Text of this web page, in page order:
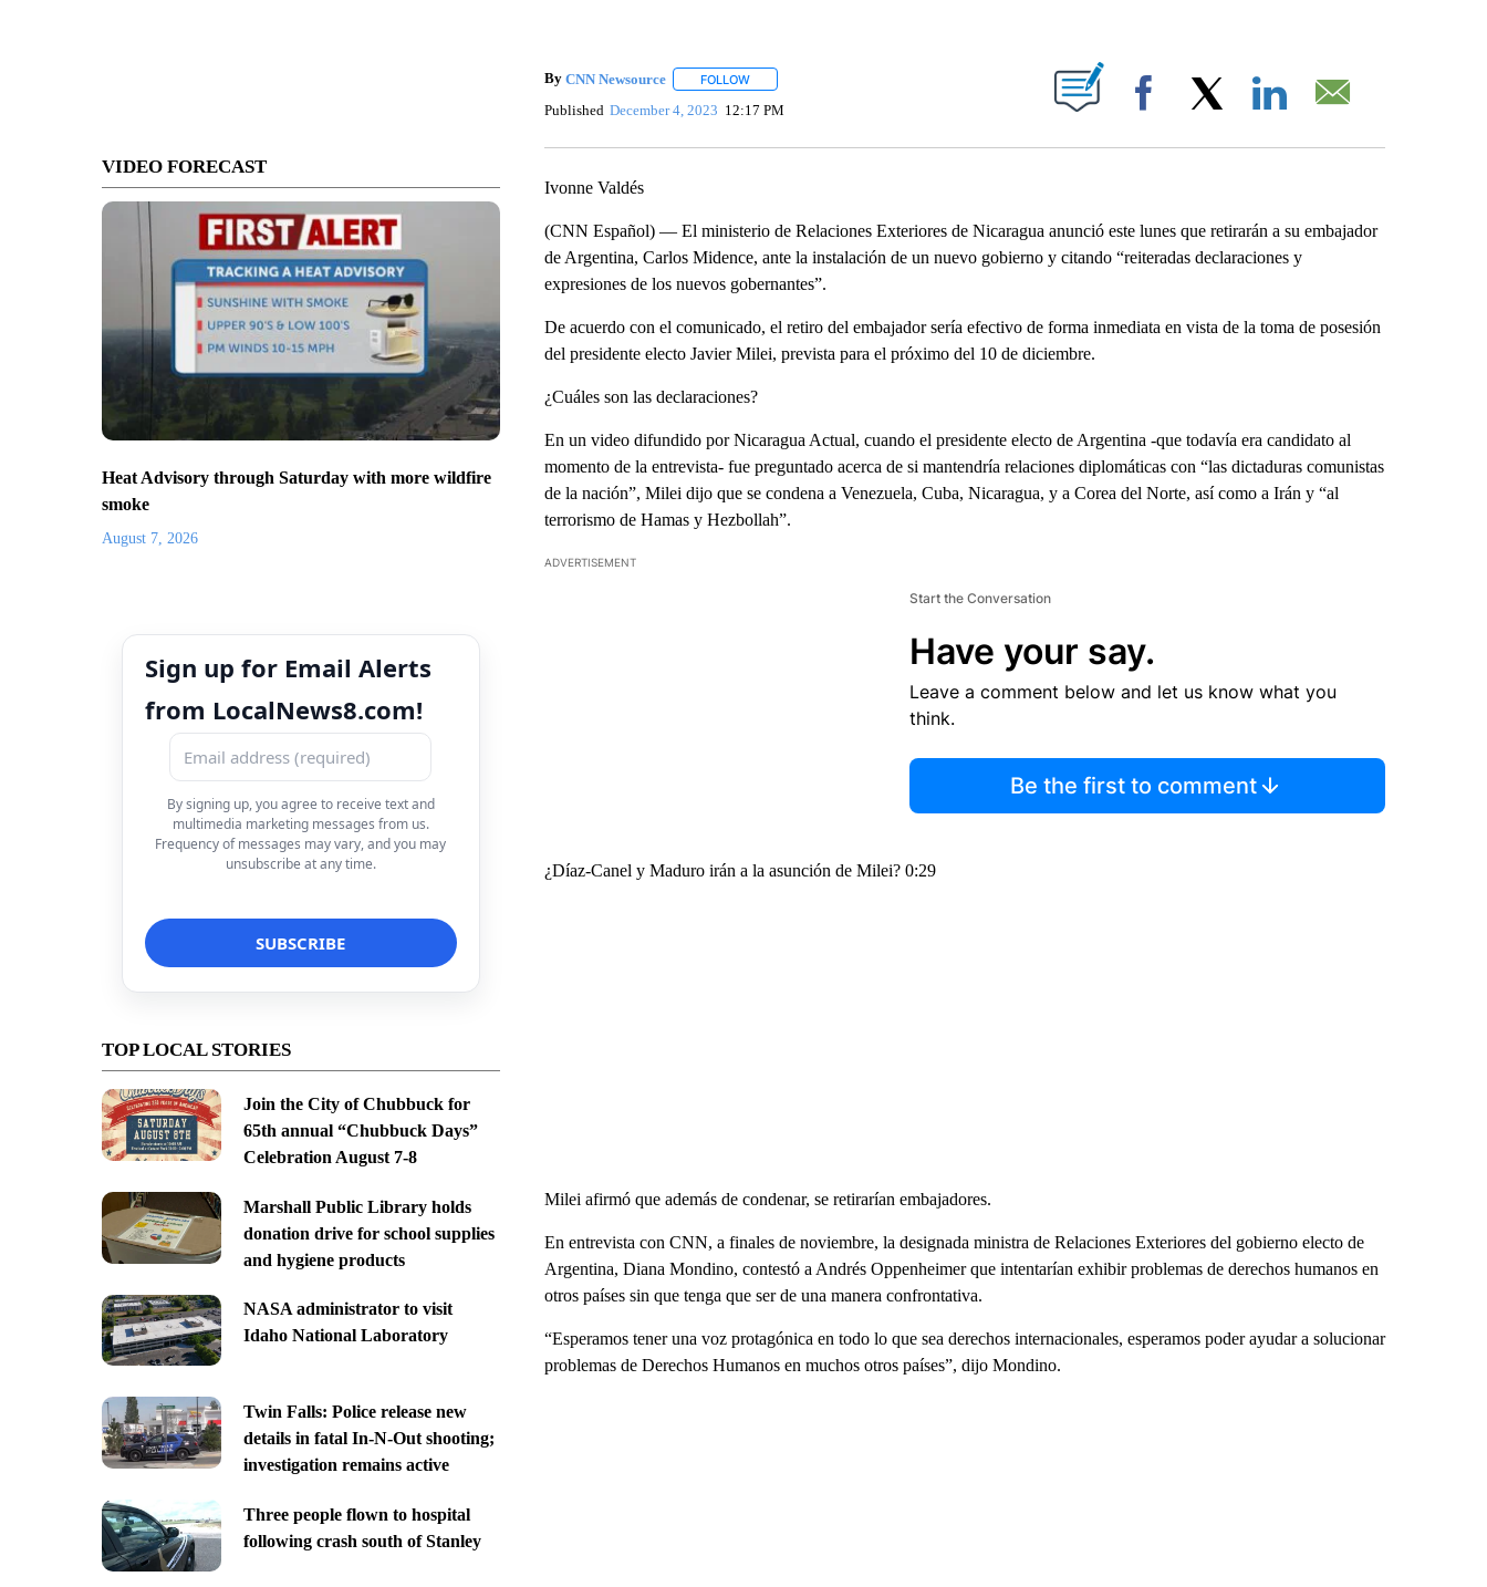
VIDEO FORECAST
Heat Advisory through Saturday with more wildfire
smoke
August 7, 2026
Sign up for Email Alerts
from LocalNews8.com!
By signing up, you agree to receive text and
multimedia marketing messages from us.
Frequency of messages may vary, and you may
unsubscribe at any time.
TOP LOCAL STORIES
Join the City of Chubbuck for
65th annual “Chubbuck Days”
Celebration August 7-8
Marshall Public Library holds
donation drive for school supplies
and hygiene products
NASA administrator to visit
Idaho National Laboratory
Twin Falls: Police release new
details in fatal In-N-Out shooting;
investigation remains active
Three people flown to hospital
following crash south of Stanley
By CNN Newsource FOLLOWFOLLOW "" TO RECEIVE NOTIFICATIONS ABOUT NEW PAGES ON "".
Published December 4, 2023 12:17 PM Facebook
Ivonne Valdés
(CNN Español) — El ministerio de Relaciones Exteriores de Nicaragua anunció este lunes que retirarán a su embajador
de Argentina, Carlos Midence, ante la instalación de un nuevo gobierno y citando “reiteradas declaraciones y
expresiones de los nuevos gobernantes”.
De acuerdo con el comunicado, el retiro del embajador sería efectivo de forma inmediata en vista de la toma de posesión
del presidente electo Javier Milei, prevista para el próximo del 10 de diciembre.
¿Cuáles son las declaraciones?
En un video difundido por Nicaragua Actual, cuando el presidente electo de Argentina -que todavía era candidato al
momento de la entrevista- fue preguntado acerca de si mantendría relaciones diplomáticas con “las dictaduras comunistas
de la nación”, Milei dijo que se condena a Venezuela, Cuba, Nicaragua, y a Corea del Norte, así como a Irán y “al
terrorismo de Hamas y Hezbollah”.
ADVERTISEMENT
Start the Conversation
Have your say.
Leave a comment below and let us know what you
think.
Be the first to comment
¿Díaz-Canel y Maduro irán a la asunción de Milei? 0:29
Milei afirmó que además de condenar, se retirarían embajadores.
En entrevista con CNN, a finales de noviembre, la designada ministra de Relaciones Exteriores del gobierno electo de
Argentina, Diana Mondino, contestó a Andrés Oppenheimer que intentarían exhibir problemas de derechos humanos en
otros países sin que tenga que ser de una manera confrontativa.
“Esperamos tener una voz protagónica en todo lo que sea derechos internacionales, esperamos poder ayudar a solucionar
problemas de Derechos Humanos en muchos otros países”, dijo Mondino.